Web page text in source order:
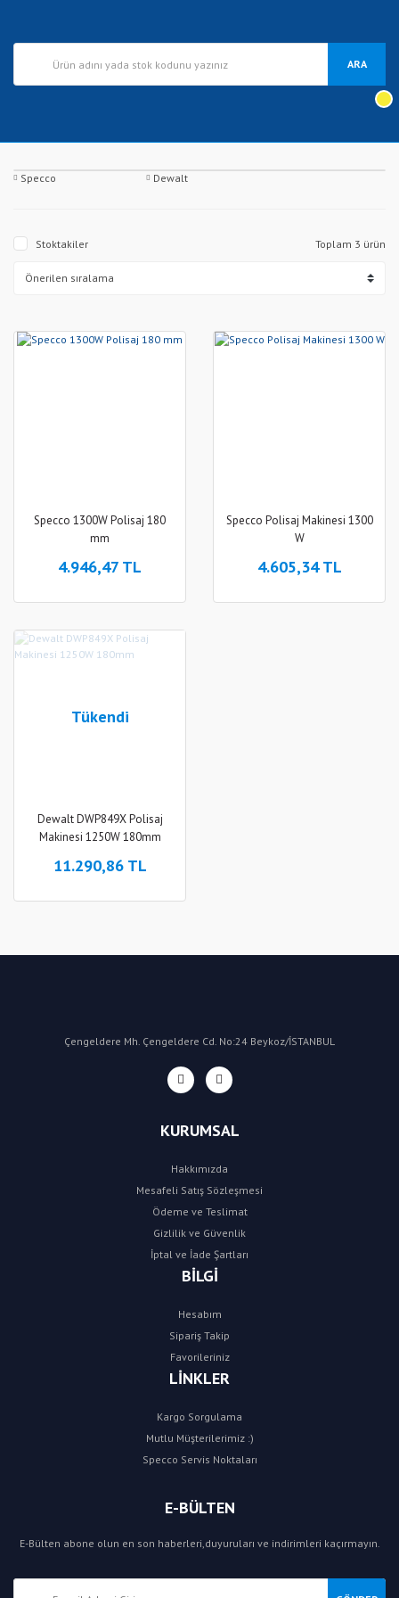
ARA
Specco Dewalt
Stoktakiler Toplam 3 ürün
Specco 1300W Polisaj 180
mm
4.946,47 TL
Specco Polisaj Makinesi 1300
W
4.605,34 TL
Tükendi
Dewalt DWP849X Polisaj
Makinesi 1250W 180mm
11.290,86 TL
Çengeldere Mh. Çengeldere Cd. No:24 Beykoz/İSTANBUL
KURUMSAL
Hakkımızda
Mesafeli Satış Sözleşmesi
Ödeme ve Teslimat
Gizlilik ve Güvenlik
İptal ve İade Şartları
BİLGİ
Hesabım
Sipariş Takip
Favorileriniz
LİNKLER
Kargo Sorgulama
Mutlu Müşterilerimiz :)
Specco Servis Noktaları
E-BÜLTEN
E-Bülten abone olun en son haberleri,duyuruları ve indirimleri kaçırmayın.